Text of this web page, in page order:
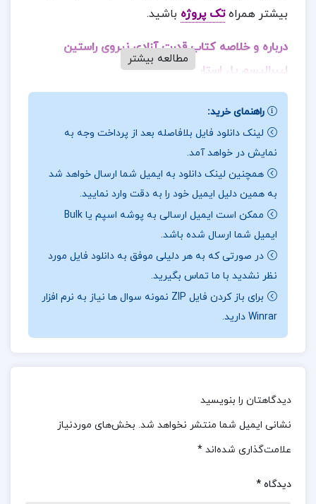
بیشتر همراهتک پروژه باشید.
درباره و خلاصه کتاب قدرت آزادی نیروی راستین
لیبرالیسم پل استار
پیچیدگی متن: برخی بخش‌ها ممکن است برای
خوانندگان غیرمتخصص پیچیده به نظر برسد.
نیاز به پیش‌زمینه: نیاز به پیش‌زمینه‌ای در زمینه
فلسفه و سیاست برای درک بهتر مطالب.
درباره نویسنده کتاب قدرت آزادی نیروی راستین
لیبرالیسم پل استار
تحلیل عمیق: تحلیل جامع و دقیق از تاریخچه و تأثیرات
لیبرالیسم.
لیبرالیسم.
کتاب را آسان می‌کند.
معرفی کتاب قدرت آزادی نیروی راستین لیبرالیسم پل
مطالعه بیشتر
راهنمای خرید:
لینک دانلود فایل بلافاصله بعد از پرداخت وجه به
نمایش در خواهد آمد.
همچنین لینک دانلود به ایمیل شما ارسال خواهد شد
به همین دلیل ایمیل خود را به دقت وارد نمایید.
ممکن است ایمیل ارسالی به پوشه اسپم یا Bulk
ایمیل شما ارسال شده باشد.
در صورتی که به هر دلیلی موفق به دانلود فایل مورد
نظر نشدید با ما تماس بگیرید.
برای باز کردن فایل ZIP نمونه سوال ها نیاز به نرم افزار
Winrar دارید.
دیدگاهتان را بنویسید
نشانی ایمیل شما منتشر نخواهد شد. بخش‌های موردنیاز
علامت‌گذاری شده‌اند *
دیدگاه *